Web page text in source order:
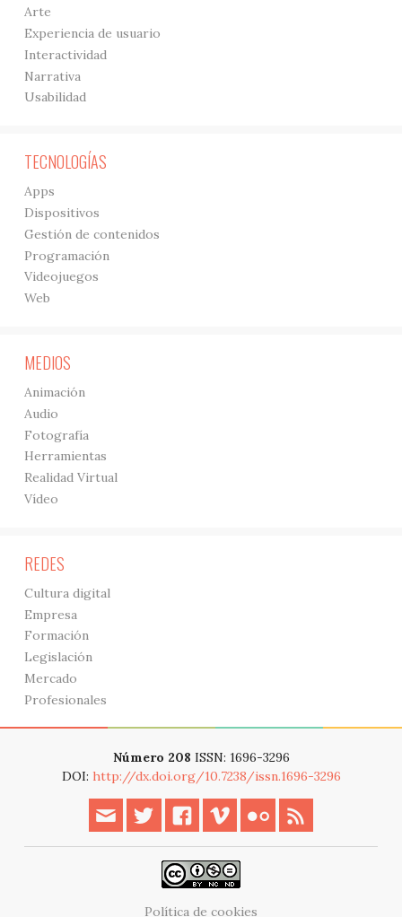
Arte
Experiencia de usuario
Interactividad
Narrativa
Usabilidad
TECNOLOGÍAS
Apps
Dispositivos
Gestión de contenidos
Programación
Videojuegos
Web
MEDIOS
Animación
Audio
Fotografía
Herramientas
Realidad Virtual
Vídeo
REDES
Cultura digital
Empresa
Formación
Legislación
Mercado
Profesionales
Número 208 ISSN: 1696-3296
DOI: http://dx.doi.org/10.7238/issn.1696-3296
Política de cookies